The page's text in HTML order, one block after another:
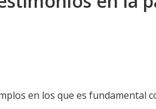
en los que es fundamental